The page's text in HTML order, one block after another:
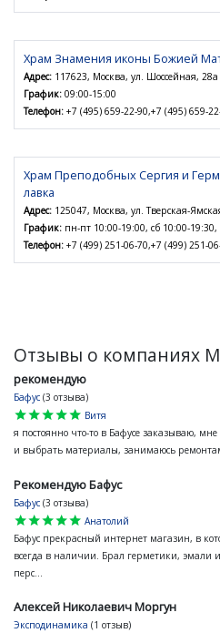
Храм Знамения иконы Божией
Адрес: 117623, Москва, ул. Шоссейная, 28а
График: 09:00-15:00
Телефон: +7 (495) 659-22-90,+7 (495) 659-
Храм Преподобных Сергия и
лавка
Адрес: 125047, Москва, ул. Тверская-
График: пн-пт 10:00-19:00, сб 10:00-19:30,
Телефон: +7 (499) 251-06-70,+7 (499) 251-
Отзывы о компаниях
рекомендую
Бафус (3 отзыва)
star
star
star
star
star
Витя
я постоянно что-то в Бафусе заказываю,
и выбрать материалы, занимаюсь
Рекомендую Бафус
Бафус (3 отзыва)
star
star
star
star
star
Анатолий
Бафус прекрасный интернет магазин, в
всегда в наличии. Брал герметики, эмали
перс...
Алексей Николаевич Моргун
Эксподинамика (1 отзыв)